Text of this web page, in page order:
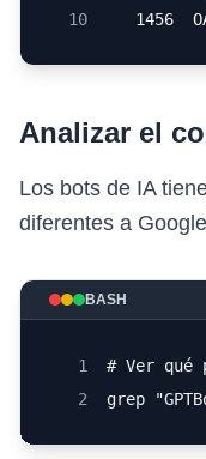
10
1456
Analizar el
Los bots de IA
diferentes a
BASH
1
# Ver qué
2
grep